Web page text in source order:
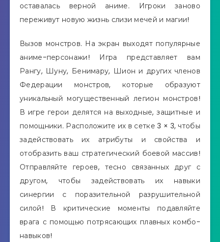
оставалась верной аниме. Игроки заново
переживут новую жизнь слизи мечей и магии!
Вызов монстров. На экран выходят популярные
аниме-персонажи! Игра представляет вам
Рангу, Шуну, Бенимару, Шион и других членов
Федерации монстров, которые образуют
уникальный могущественный легион монстров!
В игре герои делятся на выходные, защитные и
помощники. Расположите их в сетке 3 × 3, чтобы
задействовать их атрибуты и свойства и
отобразить ваш стратегический боевой массив!
Отправляйте героев, тесно связанных друг с
другом, чтобы задействовать их навыки
синергии с поразительной разрушительной
силой! В критические моменты подавляйте
врага с помощью потрясающих плавных комбо-
навыков!